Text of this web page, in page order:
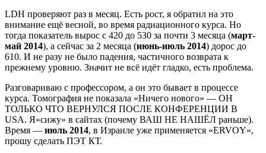
LDH проверяют раз в месяц. Есть рост, я обратил на это
внимание ещё весной, во время радиационного курса. Но
тогда показатель вырос с 420 до 530 за почти 3 месяца (март-
май 2014), а сейчас за 2 месяца (июнь-июль 2014) дорос до
610. И не разу не было падения, частичного возврата к
прежнему уровню. Значит не всё идёт гладко, есть проблема.
Разговариваю с профессором, а он это бывает в процессе
курса. Томография не показала «Ничего нового» — ОН
ТОЛЬКО ЧТО ВЕРНУЛСЯ ПОСЛЕ КОНФЕРЕНЦИИ В
USA. Я»сижу» в сайтах (почему ВАШ НЕ НАШЁЛ раньше).
Время — июль 2014, в Израиле уже применяется «ERVOY»,
прошу сделать ПЭТ КТ.